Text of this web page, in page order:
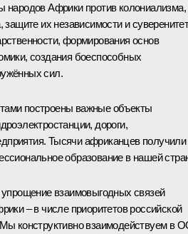
народов Африки против колониализма,
защите их независимости и
формирования основ
создания боеспособных
сил.
построены важные объекты
дороги,
Тысячи африканцев получили
образование в нашей
упрощение взаимовыгодных связей
– в числе приоритетов российской
конструктивно взаимодействуем в